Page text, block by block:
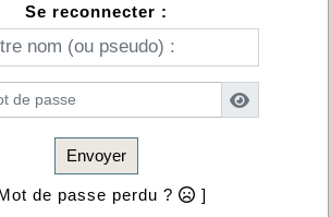
Se reconnecter :
Envoyer
de passe perdu ? ]